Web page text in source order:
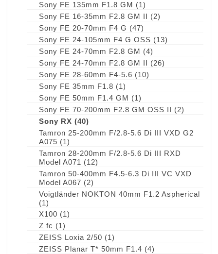
Sony FE 135mm F1.8 GM (1)
Sony FE 16-35mm F2.8 GM II (2)
Sony FE 20-70mm F4 G (47)
Sony FE 24-105mm F4 G OSS (13)
Sony FE 24-70mm F2.8 GM (4)
Sony FE 24-70mm F2.8 GM II (26)
Sony FE 28-60mm F4-5.6 (10)
Sony FE 35mm F1.8 (1)
Sony FE 50mm F1.4 GM (1)
Sony FE 70-200mm F2.8 GM OSS II (2)
Sony RX (40)
Tamron 25-200mm F/2.8-5.6 Di III VXD G2
A075 (1)
Tamron 28-200mm F/2.8-5.6 Di III RXD
Model A071 (12)
Tamron 50-400mm F4.5-6.3 Di III VC VXD
Model A067 (2)
Voigtländer NOKTON 40mm F1.2 Aspherical
(1)
X100 (1)
Z fc (1)
ZEISS Loxia 2/50 (1)
ZEISS Planar T* 50mm F1.4 (4)